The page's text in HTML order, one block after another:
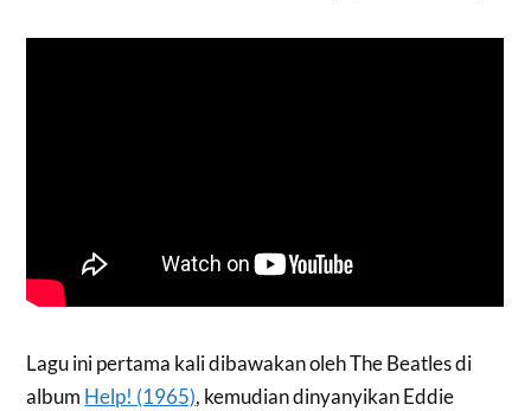
Lagu ini pertama kali dibawakan oleh The Beatles di
album Help! (1965), kemudian dinyanyikan Eddie